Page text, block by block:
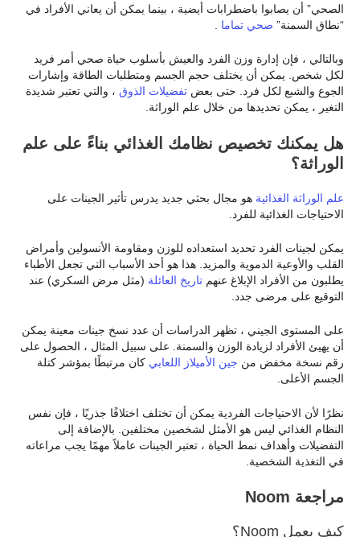
الصحي” أن يصابوا باضطرابات أيضية ، بينما يمكن أن يعاني الأفراد في
“نطاق السمنة” صحي تماما
وبالتالي ، فإن إدارة وزن الفرد والعيش بأسلوب حياة صحي أمر فريد
لكل شخص. يمكن أن يختلف حجم الجسم ومتطلبات الطاقة وإشارات
الجوع والشبع لكل فرد. حتى بعض تفضيلات الذوق ، والتي تعتبر شديدة
التغير ، يمكن تحديدها من خلال علم الوراثة.
هل يمكنك تخصيص نظامك الغذائي بناءً على علم
الوراثة؟
علم الوراثة الغذائية هو مجال بحثي جديد يدرس تأثير الجينات على
الاحتياجات الغذائية للفرد.
يمكن لجينات الفرد تحديد استعداده للوزن ومقاومة الأنسولين وأمراض
القلب والأوعية الدموية والمزيد. هذا هو أحد الأسباب التي تجعل الأطباء
يطلبون من الأفراد الإبلاغ عنهم تاريخ العائلة (مثل مرض السكري) عند
التوقيع على مرضى جدد.
على المستوى الجيني ، تظهر الدراسات أن عدد نسخ جينات معينة يمكن
أن يهيئ الأفراد لزيادة الوزن والسمنة. على سبيل المثال ، الحصول على
رقم نسخة مخفض من جين الأميلاز اللعابي كان مرتبطًا بمؤشر كتلة
الجسم الأعلى.
نظرًا لأن الاحتياجات الفردية يمكن أن تختلف اختلافًا جذريًا ، فإن نفس
النظام الغذائي ليس هو الأمثل لشخصين مختلفين. بالإضافة إلى
التفضيلات وأهداف نمط الحياة ، تعتبر الجينات عاملاً مهمًا يجب مراعاته
في التغذية الشخصية.
مراجعة Noom
كيف يعمل Noom؟